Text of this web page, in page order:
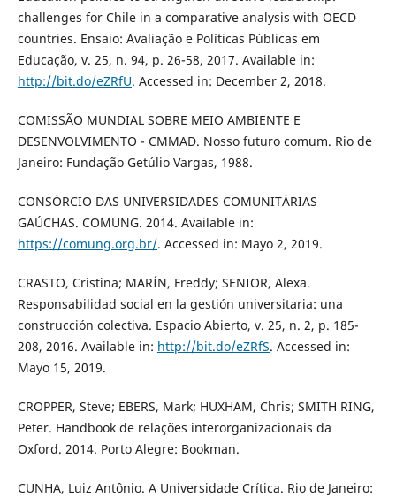
challenges for Chile in a comparative analysis with OECD
countries. Ensaio: Avaliação e Políticas Públicas em
Educação, v. 25, n. 94, p. 26-58, 2017. Available in:
http://bit.do/eZRfU. Accessed in: December 2, 2018.
COMISSÃO MUNDIAL SOBRE MEIO AMBIENTE E
DESENVOLVIMENTO - CMMAD. Nosso futuro comum. Rio de
Janeiro: Fundação Getúlio Vargas, 1988.
CONSÓRCIO DAS UNIVERSIDADES COMUNITÁRIAS
GAÚCHAS. COMUNG. 2014. Available in:
https://comung.org.br/. Accessed in: Mayo 2, 2019.
CRASTO, Cristina; MARÍN, Freddy; SENIOR, Alexa.
Responsabilidad social en la gestión universitaria: una
construcción colectiva. Espacio Abierto, v. 25, n. 2, p. 185-
208, 2016. Available in: http://bit.do/eZRfS. Accessed in:
Mayo 15, 2019.
CROPPER, Steve; EBERS, Mark; HUXHAM, Chris; SMITH RING,
Peter. Handbook de relações interorganizacionais da
Oxford. 2014. Porto Alegre: Bookman.
CUNHA, Luiz Antônio. A Universidade Crítica. Rio de Janeiro: